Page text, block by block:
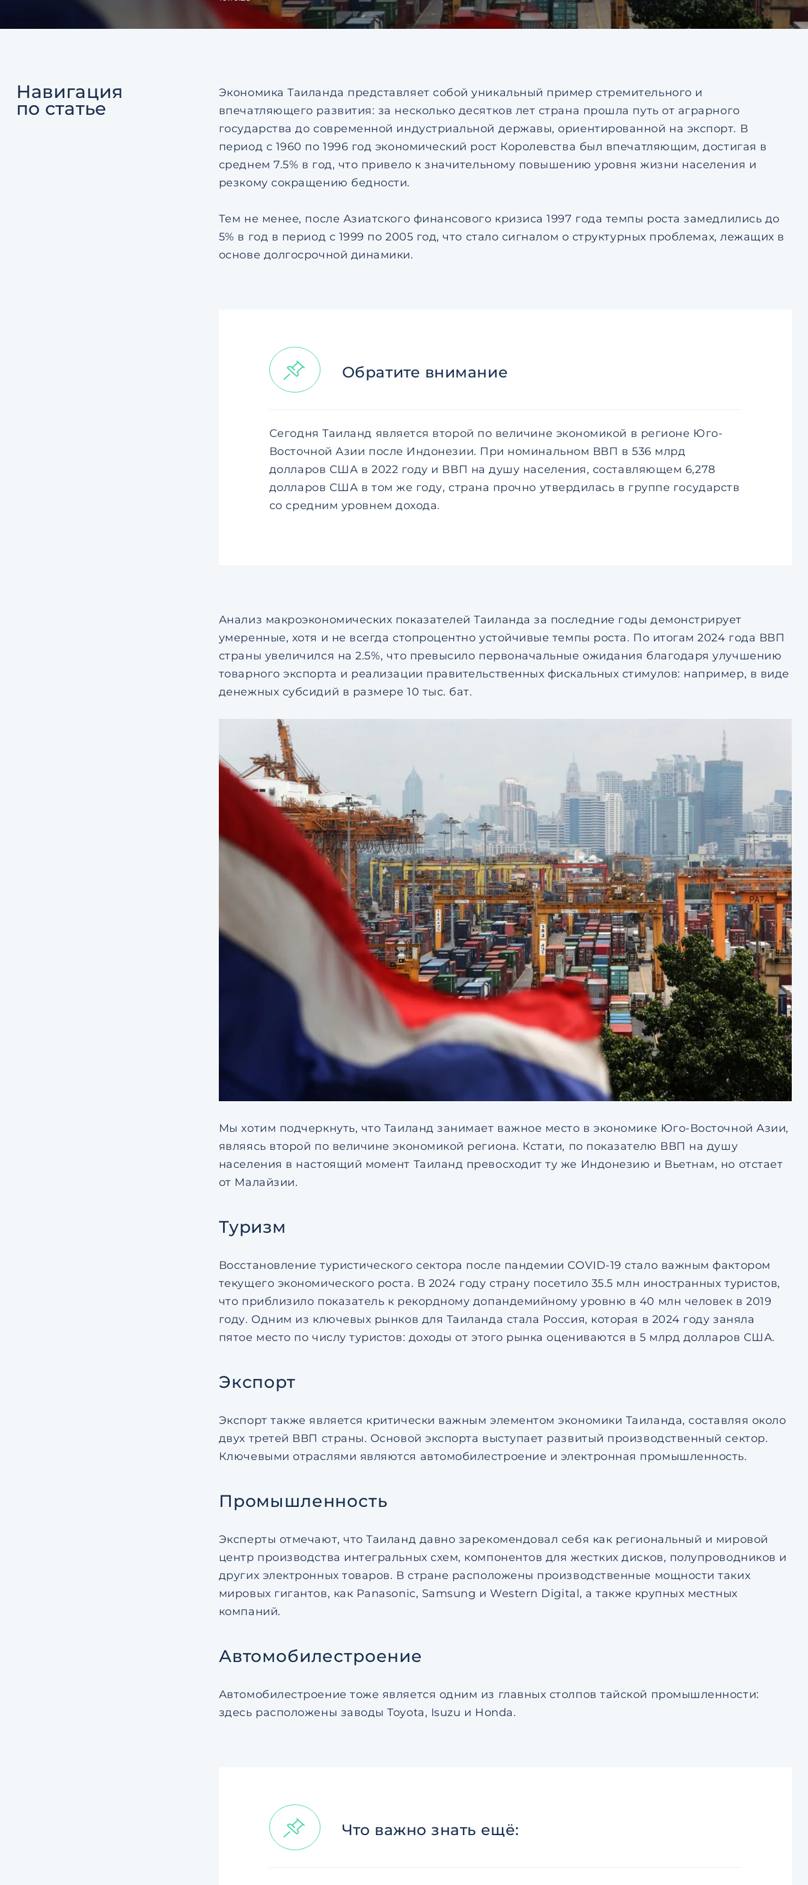
Навигация
по статье
Экономика Таиланда представляет собой уникальный пример стремительного и
впечатляющего развития: за несколько десятков лет страна прошла путь от аграрного
государства до современной индустриальной державы, ориентированной на экспорт. В
период с 1960 по 1996 год экономический рост Королевства был впечатляющим, достигая в
среднем 7.5% в год, что привело к значительному повышению уровня жизни населения и
резкому сокращению бедности.
Тем не менее, после Азиатского финансового кризиса 1997 года темпы роста замедлились до
5% в год в период с 1999 по 2005 год, что стало сигналом о структурных проблемах, лежащих в
основе долгосрочной динамики.
Обратите внимание
Сегодня Таиланд является второй по величине экономикой в регионе Юго-
Восточной Азии после Индонезии. При номинальном ВВП в 536 млрд
долларов США в 2022 году и ВВП на душу населения, составляющем 6,278
долларов США в том же году, страна прочно утвердилась в группе государств
со средним уровнем дохода.
Анализ макроэкономических показателей Таиланда за последние годы демонстрирует
умеренные, хотя и не всегда стопроцентно устойчивые темпы роста. По итогам 2024 года ВВП
страны увеличился на 2.5%, что превысило первоначальные ожидания благодаря улучшению
товарного экспорта и реализации правительственных фискальных стимулов: например, в виде
денежных субсидий в размере 10 тыс. бат.
Мы хотим подчеркнуть, что Таиланд занимает важное место в экономике Юго-Восточной Азии,
являясь второй по величине экономикой региона. Кстати, по показателю ВВП на душу
населения в настоящий момент Таиланд превосходит ту же Индонезию и Вьетнам, но отстает
от Малайзии.
Туризм
Восстановление туристического сектора после пандемии COVID-19 стало важным фактором
текущего экономического роста. В 2024 году страну посетило 35.5 млн иностранных туристов,
что приблизило показатель к рекордному допандемийному уровню в 40 млн человек в 2019
году. Одним из ключевых рынков для Таиланда стала Россия, которая в 2024 году заняла
пятое место по числу туристов: доходы от этого рынка оцениваются в 5 млрд долларов США.
Экспорт
Экспорт также является критически важным элементом экономики Таиланда, составляя около
двух третей ВВП страны. Основой экспорта выступает развитый производственный сектор.
Ключевыми отраслями являются автомобилестроение и электронная промышленность.
Промышленность
Эксперты отмечают, что Таиланд давно зарекомендовал себя как региональный и мировой
центр производства интегральных схем, компонентов для жестких дисков, полупроводников и
других электронных товаров. В стране расположены производственные мощности таких
мировых гигантов, как Panasonic, Samsung и Western Digital, а также крупных местных
компаний.
Автомобилестроение
Автомобилестроение тоже является одним из главных столпов тайской промышленности:
здесь расположены заводы Toyota, Isuzu и Honda.
Что важно знать ещё:
персональных данных
Я даю согласие на направление
Ответить на почту